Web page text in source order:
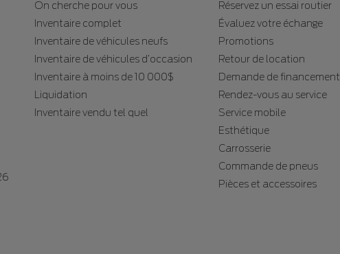
On cherche pour vous
Inventaire complet
Inventaire de véhicules neufs
Inventaire de véhicules d’occasion
Inventaire à moins de 10 000$
Liquidation
Inventaire vendu tel quel
Réservez un essai routier
Évaluez votre échange
Promotions
Retour de location
Demande de financement
Rendez-vous au service
Service mobile
Esthétique
Carrosserie
Commande de pneus
Pièces et accessoires